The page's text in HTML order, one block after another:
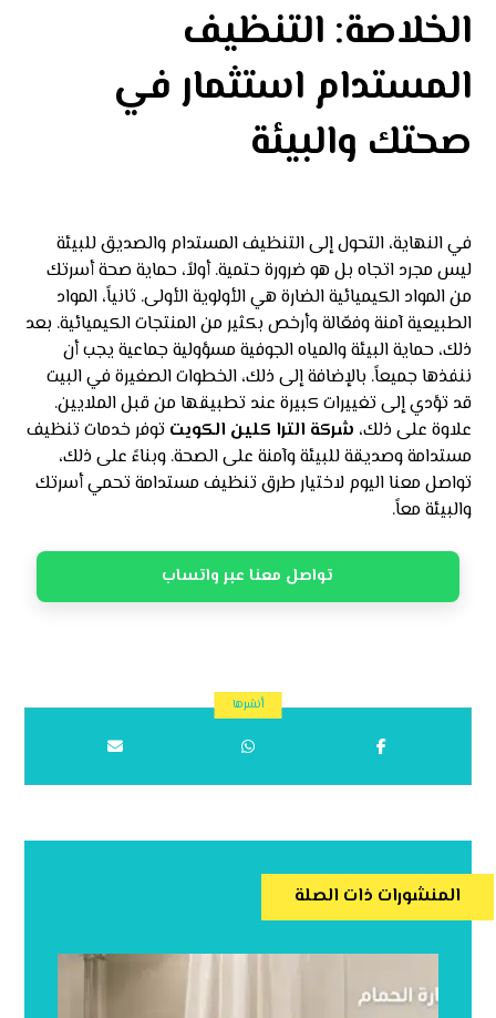
الخلاصة: التنظيف
المستدام استثمار في
صحتك والبيئة
في النهاية، التحول إلى التنظيف المستدام والصديق للبيئة
ليس مجرد اتجاه بل هو ضرورة حتمية. أولاً، حماية صحة أسرتك
من المواد الكيميائية الضارة هي الأولوية الأولى. ثانياً، المواد
الطبيعية آمنة وفعّالة وأرخص بكثير من المنتجات الكيميائية. بعد
ذلك، حماية البيئة والمياه الجوفية مسؤولية جماعية يجب أن
ننفذها جميعاً. بالإضافة إلى ذلك، الخطوات الصغيرة في البيت
قد تؤدي إلى تغييرات كبيرة عند تطبيقها من قبل الملايين.
علاوة على ذلك، شركة الترا كلين الكويت توفر خدمات تنظيف
مستدامة وصديقة للبيئة وآمنة على الصحة. وبناءً على ذلك،
تواصل معنا اليوم لاختيار طرق تنظيف مستدامة تحمي أسرتك
والبيئة معاً.
تواصل معنا عبر واتساب
المنشورات ذات الصلة